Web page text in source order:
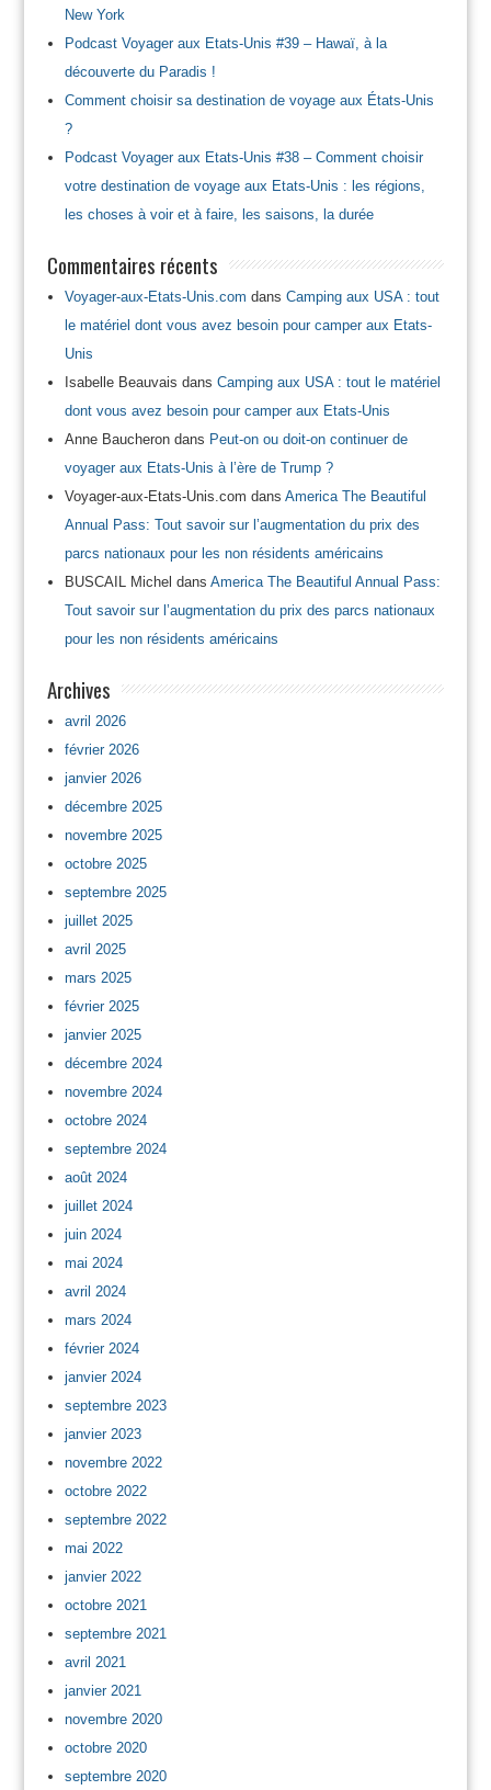
New York
Podcast Voyager aux Etats-Unis #39 – Hawaï, à la
découverte du Paradis !
Comment choisir sa destination de voyage aux États-Unis
?
Podcast Voyager aux Etats-Unis #38 – Comment choisir
votre destination de voyage aux Etats-Unis : les régions,
les choses à voir et à faire, les saisons, la durée
Commentaires récents
Voyager-aux-Etats-Unis.com dans Camping aux USA : tout
le matériel dont vous avez besoin pour camper aux Etats-
Unis
Isabelle Beauvais dans Camping aux USA : tout le matériel
dont vous avez besoin pour camper aux Etats-Unis
Anne Baucherondans Peut-on ou doit-on continuer de
voyager aux Etats-Unis à l’ère de Trump ?
Voyager-aux-Etats-Unis.com dans America The Beautiful
Annual Pass: Tout savoir sur l’augmentation du prix des
parcs nationaux pour les non résidents américains
BUSCAIL Michel dans America The Beautiful Annual Pass:
Tout savoir sur l’augmentation du prix des parcs nationaux
pour les non résidents américains
Archives
avril 2026
février 2026
janvier 2026
décembre 2025
novembre 2025
octobre 2025
septembre 2025
juillet 2025
avril 2025
mars 2025
février 2025
janvier 2025
décembre 2024
novembre 2024
octobre 2024
septembre 2024
août 2024
juillet 2024
juin 2024
mai 2024
avril 2024
mars 2024
février 2024
janvier 2024
septembre 2023
janvier 2023
novembre 2022
octobre 2022
septembre 2022
mai 2022
janvier 2022
octobre 2021
septembre 2021
avril 2021
janvier 2021
novembre 2020
octobre 2020
septembre 2020